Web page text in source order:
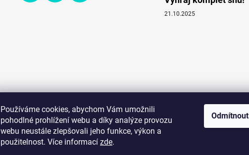
Používáme cookies, abychom Vám umožnili
pohodlné prohlížení webu a díky analýze provozu
webu neustále zlepšovali jeho funkce, výkon a
použitelnost. Více informací zde.
Odmítnout
21.10.2025